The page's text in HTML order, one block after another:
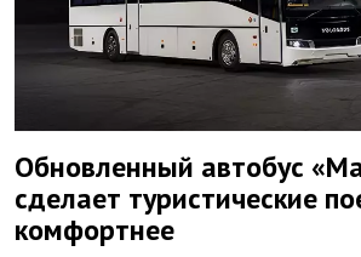
Обновленный автобус
сделает туристические
комфортнее